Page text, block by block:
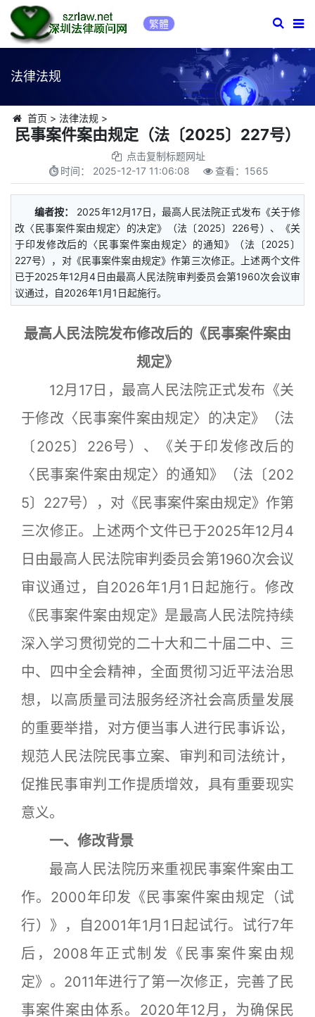
繁體
法律法规
首页 > 法律法规 >
民事案件案由规定（法〔2025〕227号）
点击复制标题网址
时间： 2025-12-17 11:06:08 查看： 1565
编者按：
2025年12月17日，最高人民法院正式发布《关于修
改〈民事案件案由规定〉的决定》（法〔2025〕226号）、《关
于印发修改后的〈民事案件案由规定〉的通知》（法〔2025〕
227号），对《民事案件案由规定》作第三次修正。上述两个文件
已于2025年12月4日由最高人民法院审判委员会第1960次会议审
议通过，自2026年1月1日起施行。
最高人民法院发布修改后的《民事案件案由
规定》
12月17日，最高人民法院正式发布《关
于修改〈民事案件案由规定〉的决定》（法
〔2025〕226号）、《关于印发修改后的
〈民事案件案由规定〉的通知》（法〔202
5〕227号），对《民事案件案由规定》作第
三次修正。上述两个文件已于2025年12月4
日由最高人民法院审判委员会第1960次会议
审议通过，自2026年1月1日起施行。修改
《民事案件案由规定》是最高人民法院持续
深入学习贯彻党的二十大和二十届二中、三
中、四中全会精神，全面贯彻习近平法治思
想，以高质量司法服务经济社会高质量发展
的重要举措，对方便当事人进行民事诉讼，
规范人民法院民事立案、审判和司法统计，
促推民事审判工作提质增效，具有重要现实
意义。
一、修改背景
最高人民法院历来重视民事案件案由工
作。2000年印发《民事案件案由规定（试
行）》，自2001年1月1日起试行。试行7年
后，2008年正式制发《民事案件案由规
定》。2011年进行了第一次修正，完善了民
事案件案由体系。2020年12月，为确保民